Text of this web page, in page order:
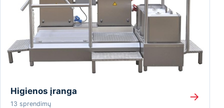
Higienos įranga
13 sprendimų
→